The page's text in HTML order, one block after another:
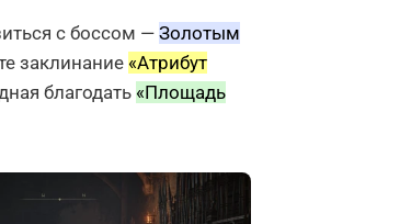
с боссом — Золотым
заклинание «Атрибут
благодать «Площадь